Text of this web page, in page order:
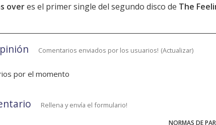
overes el primer single del segundo disco de The
Comentarios enviados por los usuarios! (Actualizar)
por el momento
Rellena y envía el formulario!
NORMAS DE